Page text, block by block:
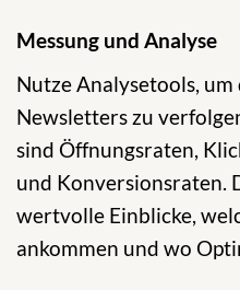
Messung und Analyse
Nutze Analysetools,
Newsletters zu
sind Öffnungsraten,
und Konversionsraten.
wertvolle Einblicke,
ankommen und wo